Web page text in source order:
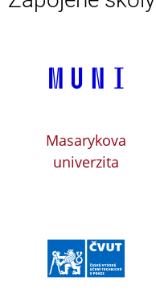
Masarykova
univerzita